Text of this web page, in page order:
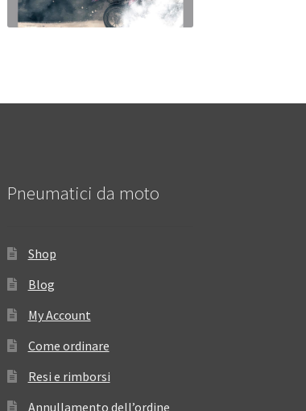
Pneumatici da moto
Shop
Blog
My Account
Come ordinare
Resi e rimborsi
Annullamento dell’ordine